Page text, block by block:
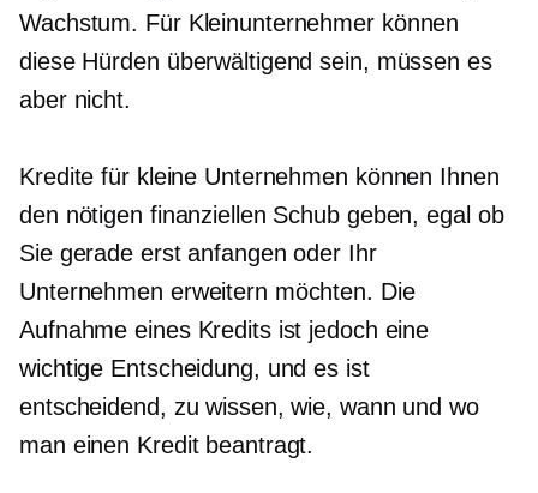
Wachstum. Für Kleinunternehmer können
diese Hürden überwältigend sein, müssen es
aber nicht.
Kredite für kleine Unternehmen können Ihnen
den nötigen finanziellen Schub geben, egal ob
Sie gerade erst anfangen oder Ihr
Unternehmen erweitern möchten. Die
Aufnahme eines Kredits ist jedoch eine
wichtige Entscheidung, und es ist
entscheidend, zu wissen, wie, wann und wo
man einen Kredit beantragt.